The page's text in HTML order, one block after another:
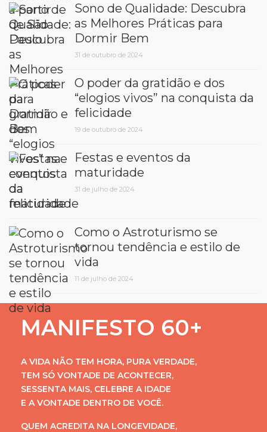
Sono de Qualidade: Descubra
as Melhores Práticas para
Dormir Bem
31 de outubro de 2024
O poder da gratidão e dos
“elogios vivos” na conquista da
felicidade
19 de outubro de 2024
Festas e eventos da
maturidade
31 de julho de 2024
Como o Astroturismo se
tornou tendência e estilo de
vida
11 de julho de 2024
MANIFESTO 60+
A VIDA NÃO TEM HORA, PURA VERDADE,
TEM SÓ VONTADE DE ACONTECER,
SESSENTA MAIS, CELEBRE A IDADE
E A VONTADE DENTRO DE VOCÊ.
QUEM ACREDITA NA LONGEVIDADE,